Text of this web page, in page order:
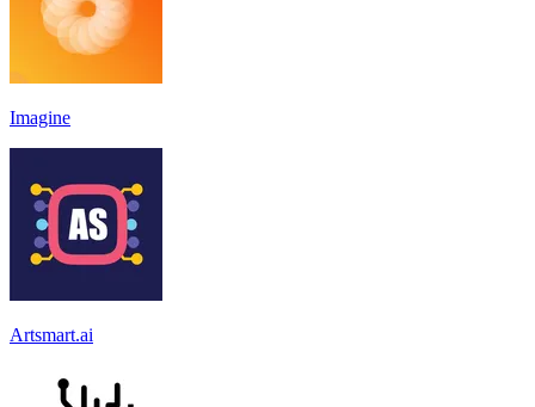
Imagine
Artsmart.ai